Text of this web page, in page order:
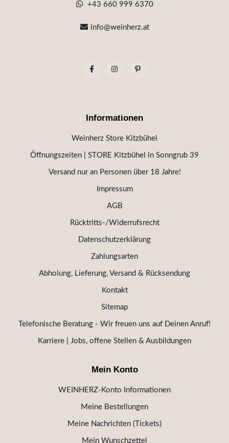
+43 660 999 6370
info@weinherz.at
Informationen
Weinherz Store Kitzbühel
Öffnungszeiten | STORE Kitzbühel in Sonngrub 39
Versand nur an Personen über 18 Jahre!
Impressum
AGB
Rücktritts-/Widerrufsrecht
Datenschutzerklärung
Zahlungsarten
Abholung, Lieferung, Versand & Rücksendung
Kontakt
Sitemap
Telefonische Beratung - Wir freuen uns auf Deinen Anruf!
Karriere | Jobs, offene Stellen & Ausbildungen
Mein Konto
WEINHERZ-Konto Informationen
Meine Bestellungen
Meine Nachrichten (Tickets)
Mein Wunschzettel